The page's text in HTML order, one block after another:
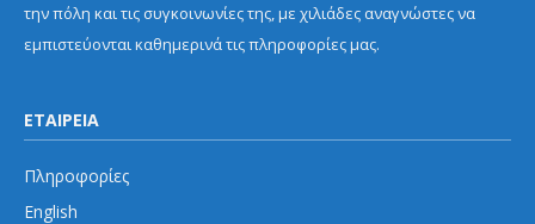
την πόλη και τις συγκοινωνίες της, με χιλιάδες αναγνώστες να
εμπιστεύονται καθημερινά τις πληροφορίες μας.
ΕΤΑΙΡΕΙΑ
Πληροφορίες
English